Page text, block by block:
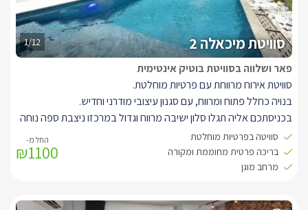
1/12 סוויטת מיכאלה 2
פאר ושלווה בסוויטת בוטיק אינטימית
סוויטת אירוח מרווחת עם פרטיות מוחלטת.
בנויה כחלל פתוח ומרווח, עם סגנון עיצובי מודרני וחדיש.
בכניסתכם אליה תגלו סלון ישיבה מרווח וגדול במרכזו ניצבת ספה נוחה
במיוחד בצבע אפור מבד איכותי עם גימורים בצבע שחור.
עם תאורה דקורטיבית מיוחדת ואלמנטים עיצוביים המתחילים בשולחן
הקפה, המזנון והקיר המעוצב.
שחורים ושיש ייחודי, המטבח מאובזר וכולל מכונת קפה, מיני בר, כיריים
סוויטה בפרטיות מוחלטת
בריכה פרטית מחוממת ומקורה
מרחב מוגן
₪1100